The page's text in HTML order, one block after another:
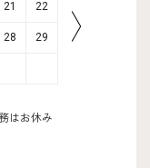
21 22
28 29
はお休み